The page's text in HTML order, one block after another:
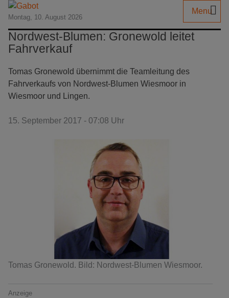
Montag, 10. August 2026
Menu
Nordwest-Blumen: Gronewold leitet
Fahrverkauf
Tomas Gronewold übernimmt die Teamleitung des
Fahrverkaufs von Nordwest-Blumen Wiesmoor in
Wiesmoor und Lingen.
15. September 2017 - 07:08 Uhr
Tomas Gronewold. Bild: Nordwest-Blumen Wiesmoor.
Anzeige